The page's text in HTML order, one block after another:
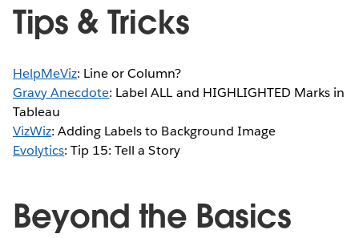
Tips & Tricks
HelpMeViz: Line or Column?
Gravy Anecdote: Label ALL and HIGHLIGHTED Marks in
Tableau
VizWiz: Adding Labels to Background Image
Evolytics: Tip 15: Tell a Story
Beyond the Basics